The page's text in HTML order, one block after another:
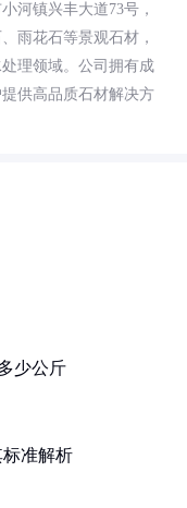
河镇兴丰大道73号，
雨花石等景观石材，
理领域。公司拥有成
供高品质石材解决方
少公斤
准解析